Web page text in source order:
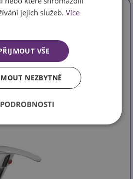
dřezová stojánková
jejich služeb.Více
VŠE
NEZBYTNÉ